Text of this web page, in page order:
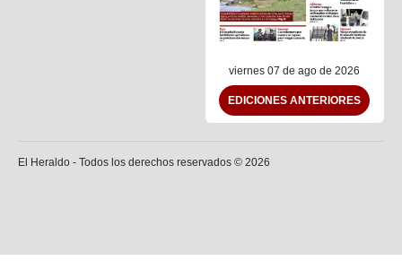
viernes 07 de ago de 2026
EDICIONES ANTERIORES
El Heraldo - Todos los derechos reservados © 2026